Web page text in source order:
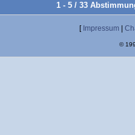
1 - 5 / 33
[ Impressum
©